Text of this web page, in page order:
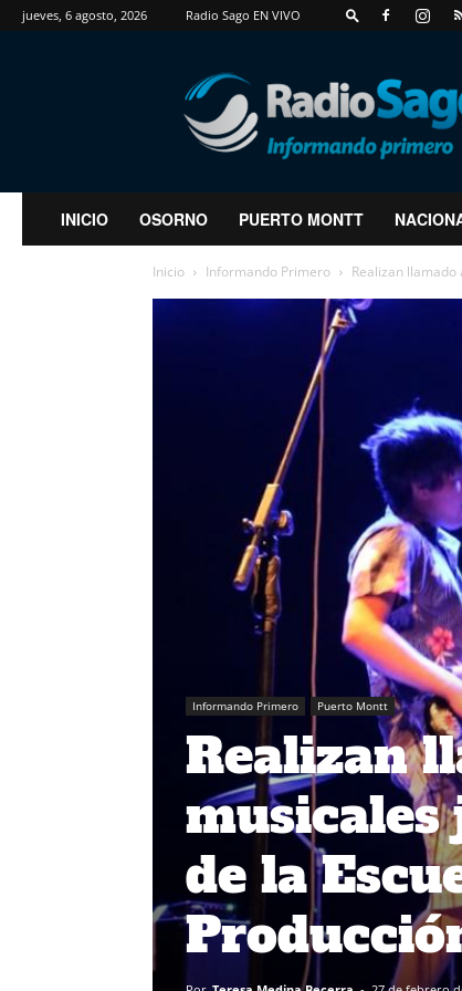
jueves, 6 agosto, 2026 Radio Sago EN VIVO
RadioSago
INICIO OSORNO PUERTO MONTT
Inicio Informando Primero Realizan
Informando Primero Puerto Montt
Realizan
de la